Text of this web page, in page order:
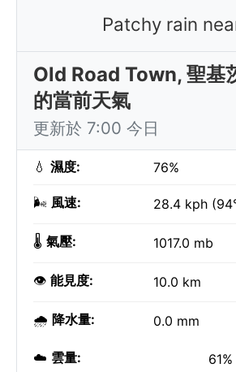
Patchy rain
Old Road Town, 聖基
的當前天氣
更新於 7:00 今日
💧 濕度: 76%
🌬️ 風速: 28.4 kph
🌡️ 氣壓: 1017.0 mb
👁️ 能見度: 10.0 km
🌧️ 降水量: 0.0 mm
☁️ 雲量: 61%